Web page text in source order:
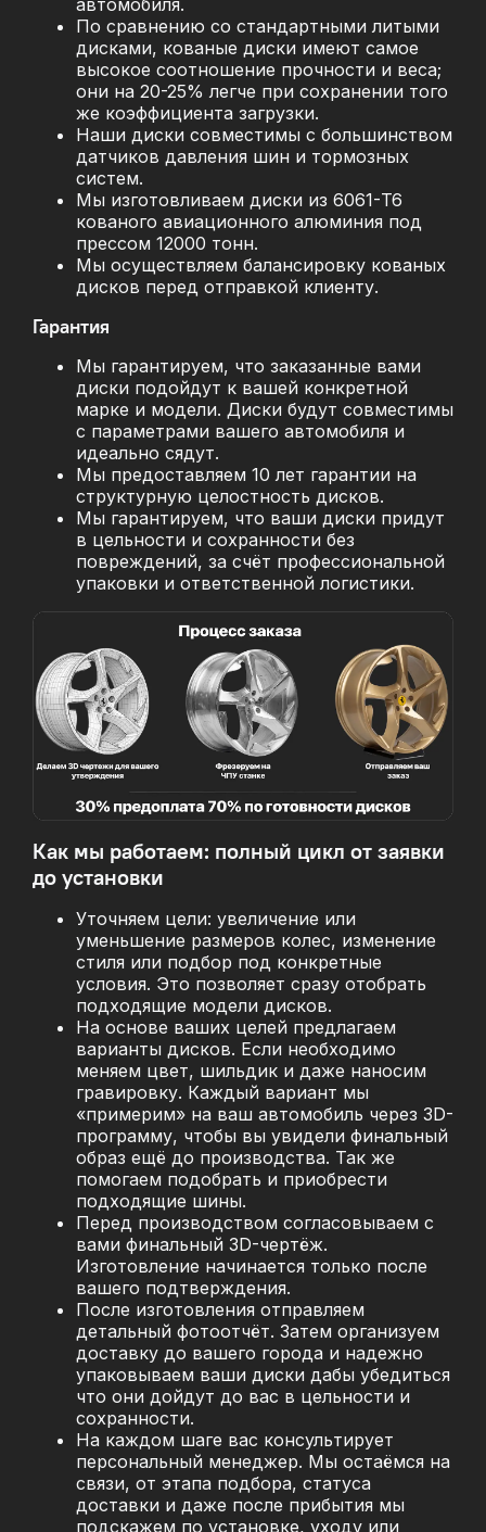
По сравнению со стандартными литыми
дисками, кованые диски имеют самое
высокое соотношение прочности и веса;
они на 20-25% легче при сохранении того
же коэффициента загрузки.
Наши диски совместимы с большинством
датчиков давления шин и тормозных
систем.
Мы изготовливаем диски из 6061-T6
кованого авиационного алюминия под
прессом 12000 тонн.
Мы осуществляем балансировку кованых
дисков перед отправкой клиенту.
Гарантия
Мы гарантируем, что заказанные вами
диски подойдут к вашей конкретной
марке и модели. Диски будут совместимы
с параметрами вашего автомобиля и
идеально сядут.
Мы предоставляем 10 лет гарантии на
структурную целостность дисков.
Мы гарантируем, что ваши диски придут
в цельности и сохранности без
повреждений, за счёт профессиональной
упаковки и ответственной логистики.
Как мы работаем: полный цикл от заявки
до установки
Уточняем цели: увеличение или
уменьшение размеров колес, изменение
стиля или подбор под конкретные
условия. Это позволяет сразу отобрать
подходящие модели дисков.
На основе ваших целей предлагаем
варианты дисков. Если необходимо
меняем цвет, шильдик и даже наносим
гравировку. Каждый вариант мы
«примерим» на ваш автомобиль через 3D-
программу, чтобы вы увидели финальный
образ ещё до производства. Так же
помогаем подобрать и приобрести
подходящие шины.
Перед производством согласовываем с
вами финальный 3D-чертёж.
Изготовление начинается только после
вашего подтверждения.
После изготовления отправляем
детальный фотоотчёт. Затем организуем
доставку до вашего города и надежно
упаковываем ваши диски дабы убедиться
что они дойдут до вас в цельности и
сохранности.
На каждом шаге вас консультирует
персональный менеджер. Мы остаёмся на
связи, от этапа подбора, статуса
доставки и даже после прибытия мы
подскажем по установке, уходу или